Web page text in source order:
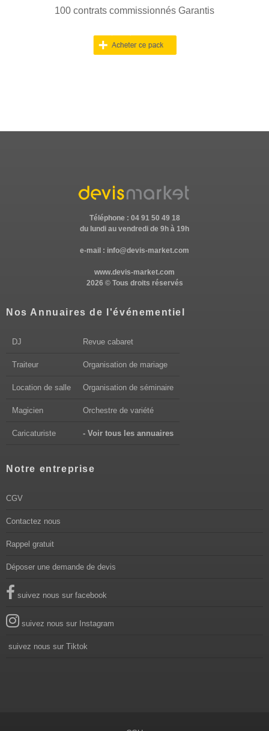
100 contrats commissionnés Garantis
Téléphone : 04 91 50 49 18
du lundi au vendredi de 9h à 19h
e-mail : info@devis-market.com
www.devis-market.com
2026 © Tous droits réservés
Nos Annuaires de l'événementiel
DJ Revue cabaret
Traiteur Organisation de mariage
Location de salle Organisation de séminaire
Magicien Orchestre de variété
Caricaturiste - Voir tous les annuaires
Notre entreprise
CGV
Contactez nous
Rappel gratuit
Déposer une demande de devis
suivez nous sur facebook
suivez nous sur Instagram
suivez nous sur Tiktok